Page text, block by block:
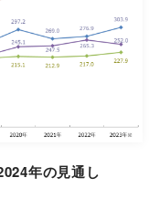
年の見通し